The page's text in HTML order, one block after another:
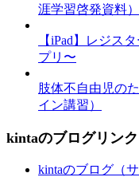
涯学習啓発資料
【iPad】レジス
プリ〜
肢体不自由児の
イン講習）
kintaのブログリンク
kintaのブログ（